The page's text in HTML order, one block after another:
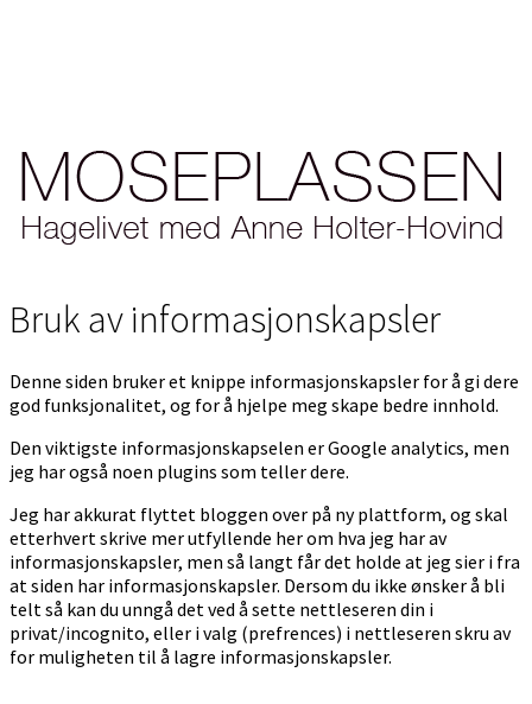
Bruk av informasjonskapsler
Denne siden bruker et knippe informasjonskapsler for å gi dere
god funksjonalitet, og for å hjelpe meg skape bedre innhold.
Den viktigste informasjonskapselen er Google analytics, men
jeg har også noen plugins som teller dere.
Jeg har akkurat flyttet bloggen over på ny plattform, og skal
etterhvert skrive mer utfyllende her om hva jeg har av
informasjonskapsler, men så langt får det holde at jeg sier i fra
at siden har informasjonskapsler. Dersom du ikke ønsker å bli
telt så kan du unngå det ved å sette nettleseren din i
privat/incognito, eller i valg (prefrences) i nettleseren skru av
for muligheten til å lagre informasjonskapsler.